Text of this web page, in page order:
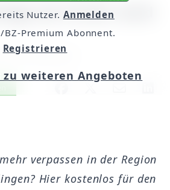
ab 18 Uhr wird
00:00 Uhr
Nutzer. Anmelden
BZ-Premium Abonnent.
Registrieren
weiteren Angeboten
verpassen in der Region
Hier kostenlos für den